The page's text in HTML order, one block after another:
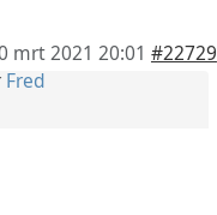
mrt 2021 20:01 #22729
Fred